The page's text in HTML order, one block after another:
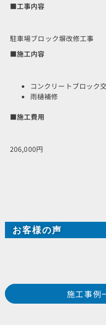
■工事内容
駐車場ブロック塀改修工事
■施工内容
コンクリートブロック
雨樋補修
■施工費用
206,000円
お客様の声
Prev 施工事例